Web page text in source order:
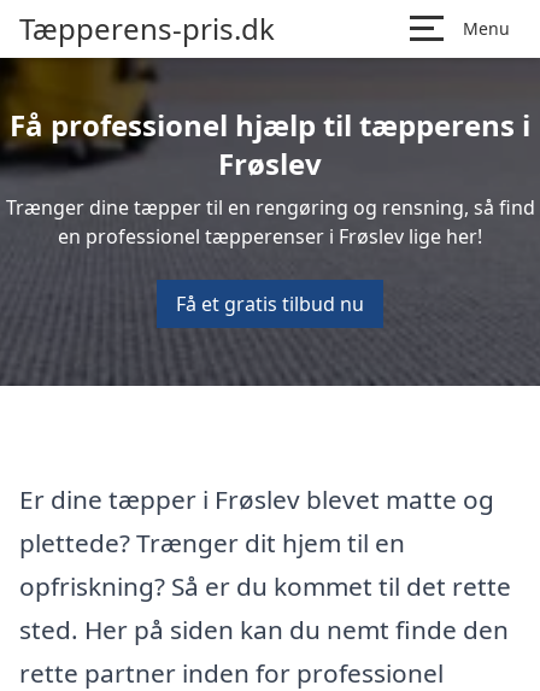
Tæpperens-pris.dk Menu
Få professionel hjælp til tæpperens i
Frøslev
Trænger dine tæpper til en rengøring og rensning, så find
en professionel tæpperenser i Frøslev lige her!
Få et gratis tilbud nu
Er dine tæpper i Frøslev blevet matte og
plettede? Trænger dit hjem til en
opfriskning? Så er du kommet til det rette
sted. Her på siden kan du nemt finde den
rette partner inden for professionel